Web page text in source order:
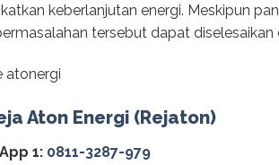
keberlanjutan energi. Meskipun
tersebut dapat
atonergi
Aton Energi (Rejaton)
1: 0811-3287-979